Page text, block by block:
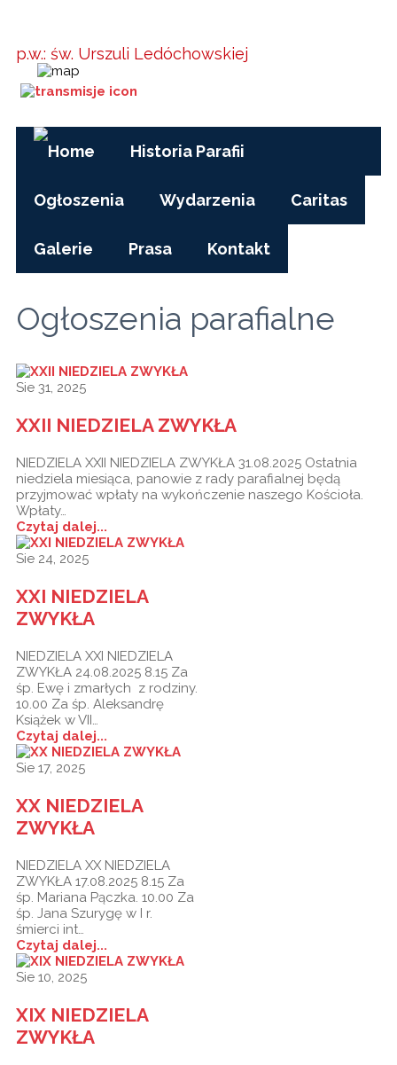
p.w.: św. Urszuli Ledóchowskiej
Historia Parafii
Ogłoszenia Wydarzenia Caritas
Galerie Prasa Kontakt
Ogłoszenia parafialne
Sie 31, 2025
XXII NIEDZIELA ZWYKŁA
NIEDZIELA XXII NIEDZIELA ZWYKŁA 31.08.2025 Ostatnia
niedziela miesiąca, panowie z rady parafialnej będą
przyjmować wpłaty na wykończenie naszego Kościoła.
Wpłaty…
Czytaj dalej...
Sie 24, 2025
XXI NIEDZIELA
ZWYKŁA
NIEDZIELA XXI NIEDZIELA
ZWYKŁA 24.08.2025 8.15 Za
śp. Ewę i zmarłych z rodziny.
10.00 Za śp. Aleksandrę
Książek w VII…
Czytaj dalej...
Sie 17, 2025
XX NIEDZIELA
ZWYKŁA
NIEDZIELA XX NIEDZIELA
ZWYKŁA 17.08.2025 8.15 Za
śp. Mariana Pączka. 10.00 Za
śp. Jana Szurygę w I r.
śmierci int…
Czytaj dalej...
Sie 10, 2025
XIX NIEDZIELA
ZWYKŁA